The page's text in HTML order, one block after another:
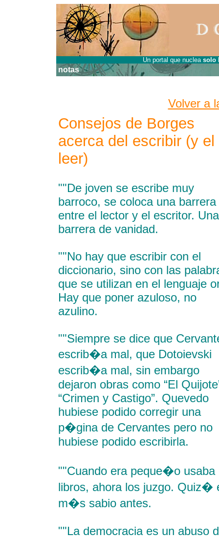
Un portal que nuclea solo
notas
Volver a
Consejos de Borges
acerca del escribir (y el
leer)
""De joven se escribe muy
barroco, se coloca una barrera
entre el lector y el escritor. Una
barrera de vanidad.
""No hay que escribir con el
diccionario, sino con las
que se utilizan en el lenguaje
Hay que poner azuloso, no
azulino.
""Siempre se dice que
escrib�a mal, que Dotoievski
escrib�a mal, sin embargo
dejaron obras como “El
“Crimen y Castigo”. Quevedo
hubiese podido corregir una
p�gina de Cervantes pero no
hubiese podido escribirla.
""Cuando era peque�o usaba
libros, ahora los juzgo. Quiz�
m�s sabio antes.
""La democracia es un abuso